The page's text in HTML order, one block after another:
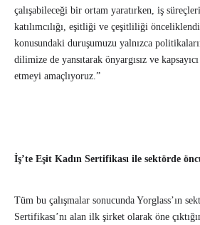
çalışabileceği bir ortam yaratırken, iş
katılımcılığı, eşitliği ve çeşitliliği
konusundaki duruşumuzu yalnızca
dilimize de yansıtarak önyargısız ve
etmeyi amaçlıyoruz.”
İş’te Eşit Kadın Sertifikası ile sektörde
Tüm bu çalışmalar sonucunda Yorglass’ın
Sertifikası’nı alan ilk şirket olarak öne